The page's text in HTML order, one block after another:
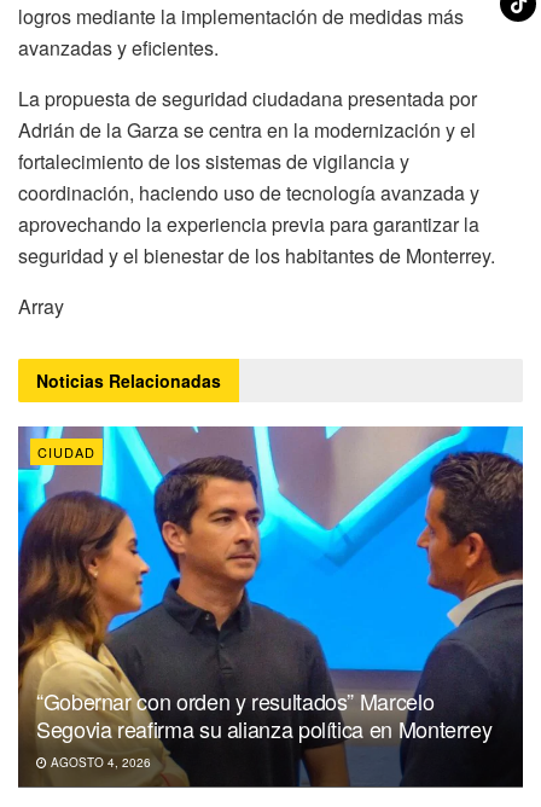
logros mediante la implementación de medidas más
avanzadas y eficientes.
La propuesta de seguridad ciudadana presentada por
Adrián de la Garza se centra en la modernización y el
fortalecimiento de los sistemas de vigilancia y
coordinación, haciendo uso de tecnología avanzada y
aprovechando la experiencia previa para garantizar la
seguridad y el bienestar de los habitantes de Monterrey.
Array
Noticias Relacionadas
CIUDAD
“Gobernar con orden y resultados” Marcelo
Segovia reafirma su alianza política en Monterrey
AGOSTO 4, 2026